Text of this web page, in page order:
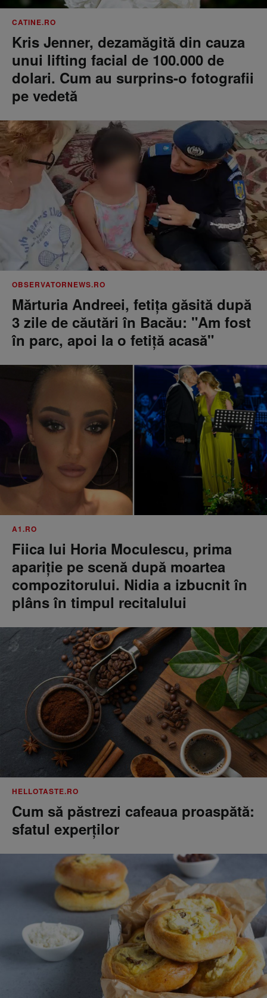
CATINE.RO
Kris Jenner, dezamăgită din cauza
unui lifting facial de 100.000 de
dolari. Cum au surprins-o fotografii
pe vedetă
OBSERVATORNEWS.RO
Mărturia Andreei, fetiţa găsită după
3 zile de căutări în Bacău: "Am fost
în parc, apoi la o fetiţă acasă"
A1.RO
Fiica lui Horia Moculescu, prima
apariție pe scenă după moartea
compozitorului. Nidia a izbucnit în
plâns în timpul recitalului
HELLOTASTE.RO
Cum să păstrezi cafeaua proaspătă:
sfatul experților